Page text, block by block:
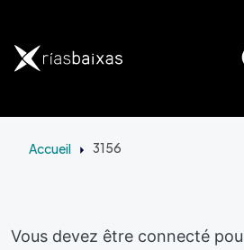
Accueil 3156
Vous devez être connecté